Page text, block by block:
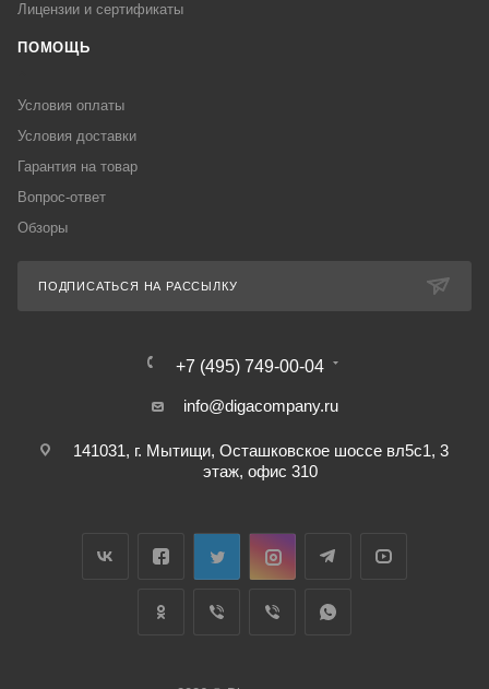
Лицензии и сертификаты
ПОМОЩЬ
Условия оплаты
Условия доставки
Гарантия на товар
Вопрос-ответ
Обзоры
ПОДПИСАТЬСЯ НА РАССЫЛКУ
+7 (495) 749-00-04
info@digacompany.ru
141031, г. Мытищи, Осташковское шоссе вл5с1, 3
этаж, офис 310